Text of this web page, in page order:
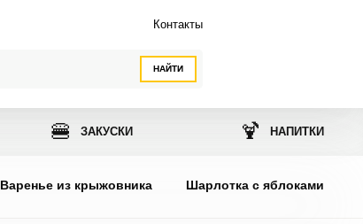
НАЙТИ
Контакты
🍔 ЗАКУСКИ 🍹 НАПИТКИ
Варенье из крыжовника Шарлотка с яблоками